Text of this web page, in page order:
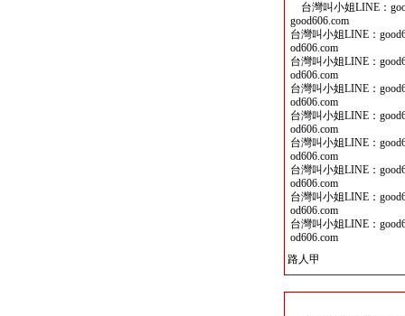
台灣叫小姐LINE：
good606.com
台灣叫小姐LINE：
od606.com
台灣叫小姐LINE：
od606.com
台灣叫小姐LINE：
od606.com
台灣叫小姐LINE：
od606.com
台灣叫小姐LINE：
od606.com
台灣叫小姐LINE：
od606.com
台灣叫小姐LINE：
od606.com
台灣叫小姐LINE：
od606.com
路人甲